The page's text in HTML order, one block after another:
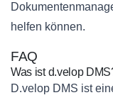
helfen können.
FAQ
Was ist d.velop
D.velop DMS ist